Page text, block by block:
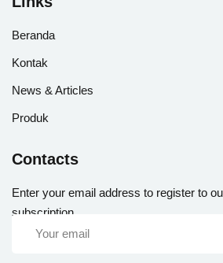
Beranda
Kontak
News & Articles
Produk
Contacts
Enter your email address to register to
subscription